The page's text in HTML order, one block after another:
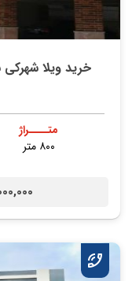
خرید ویلا
متــــراژ
۸۰۰ متر